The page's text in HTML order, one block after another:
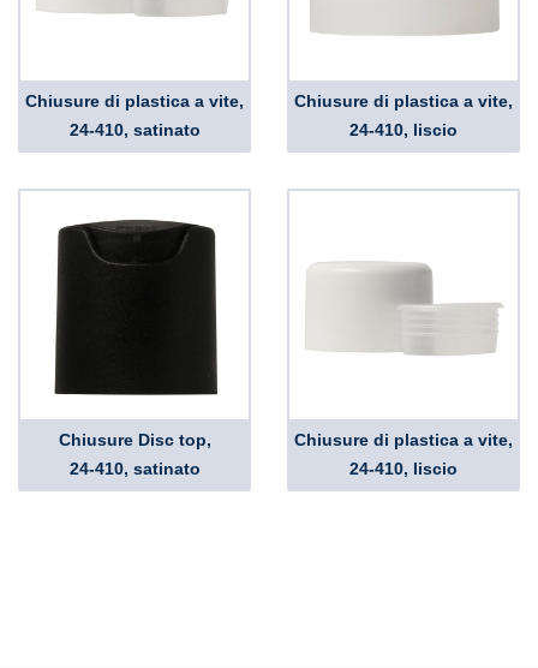
Chiusure di plastica a vite,
24-410, satinato
Chiusure di plastica a vite,
24-410, liscio
Chiusure Disc top,
24-410, satinato
Chiusure di plastica a vite,
24-410, liscio